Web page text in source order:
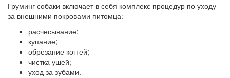
Груминг собаки включает в себя комплекс процедур по уходу
за внешними покровами питомца:
расчесывание;
купание;
обрезание когтей;
чистка ушей;
уход за зубами.